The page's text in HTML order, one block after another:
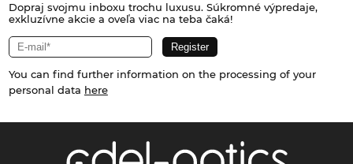
Dopraj svojmu inboxu trochu luxusu. Súkromné výpredaje,
exkluzívne akcie a oveľa viac na teba čaká!
You can find further information on the processing of your
personal data here